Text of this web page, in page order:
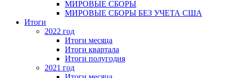
МИРОВЫЕ СБОРЫ
МИРОВЫЕ СБОРЫ БЕЗ УЧЕТА США
Итоги
2022 год
Итоги месяца
Итоги квартала
Итоги полугодия
2021 год